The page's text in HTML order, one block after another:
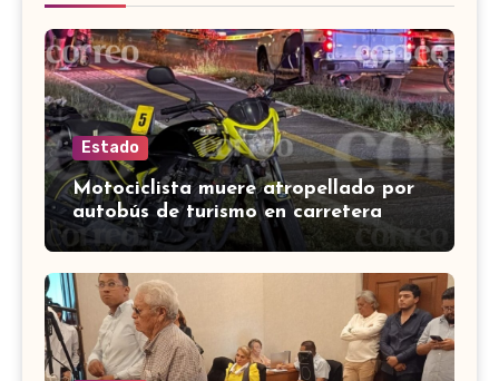
Estado
Motociclista muere atropellado por
autobús de turismo en carretera
León-San Francisco del Rincón